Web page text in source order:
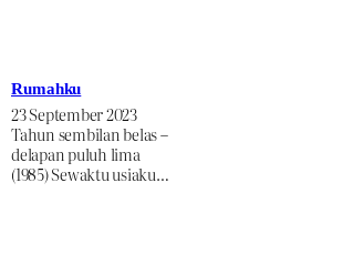
Rumahku
23 September 2023
Tahun sembilan belas –
delapan puluh lima
(1985) Sewaktu usiaku…